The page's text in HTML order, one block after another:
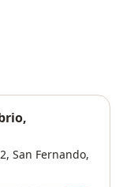
San Fernando,